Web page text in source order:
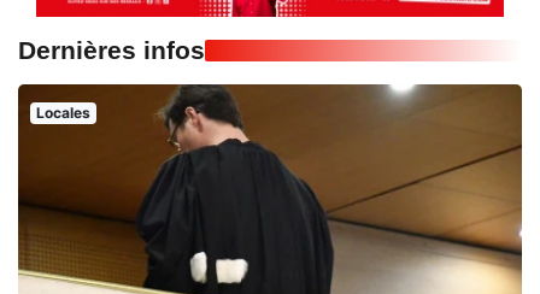
Dernières infos
Locales